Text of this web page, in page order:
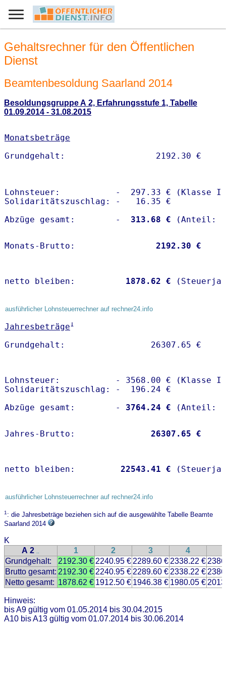
Gehaltsrechner für den Öffentlichen
Dienst
Beamtenbesoldung Saarland 2014
Besoldungsgruppe A 2, Erfahrungsstufe 1, Tabelle
01.09.2014 - 31.08.2015
Monatsbeträge
Lohnsteuer:           -  297.33 € (Klasse I)
Solidaritätszuschlag: -   16.35 €
Abzüge gesamt:        -
  313.68 €
Monats-Brutto: 2192.30 €
netto bleiben: 1878.62 €
ausführlicher Lohnsteuerrechner auf rechner24.info
Jahresbeträge1
Lohnsteuer:           - 3568.00 € (Klasse I)
Solidaritätszuschlag: -  196.24 €
Abzüge gesamt:        -
3764.24 €
Jahres-Brutto: 26307.65 €
netto bleiben: 22543.41 €
ausführlicher Lohnsteuerrechner auf rechner24.info
1: die Jahresbeträge beziehen sich auf die ausgewählte Tabelle Beamte
Saarland 2014
K
A 2 .. 1 2 3 4
Grundgehalt:
2192.30 € 2240.95 € 2289.60 € 2338.22 €
Brutto gesamt: 2192.30 € 2240.95 € 2289.60 € 2338.22 €
Netto gesamt: 1878.62 € 1912.50 € 1946.38 € 1980.05 €
Hinweis:
bis A9 gültig vom 01.05.2014 bis 30.04.2015
A10 bis A13 gültig vom 01.07.2014 bis 30.06.2014